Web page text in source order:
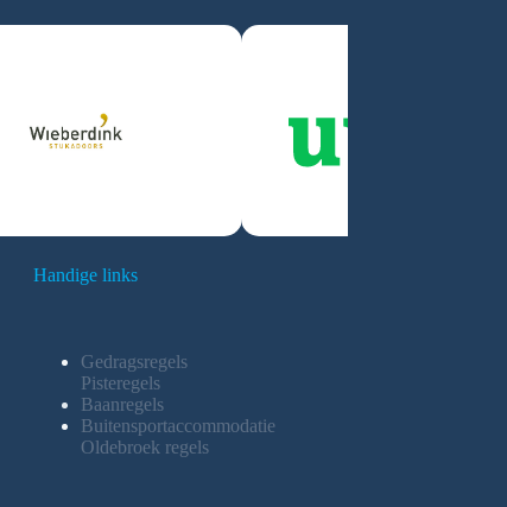
Handige links
Gedragsregels
Pisteregels
Baanregels
Buitensportaccommodatie
Oldebroek regels